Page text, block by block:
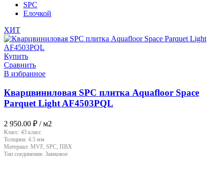
SPC
Елочкой
ХИТ
Купить
Сравнить
В избранное
Кварцвиниловая SPC плитка Aquafloor Space
Parquet Light AF4503PQL
2 950.00 ₽ / м2
Класс: 43 класс
Толщина: 4.5 мм
Материал: MVF, SPC, ПВХ
Тип соединения: Замковое